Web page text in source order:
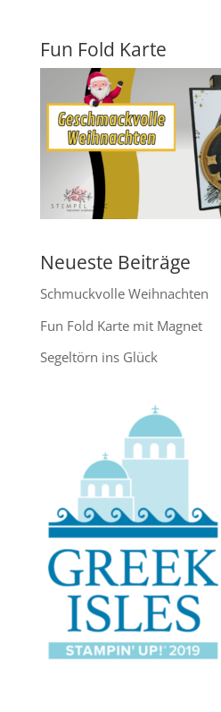
Fun Fold Karte
Neueste Beiträge
Schmuckvolle Weihnachten
Fun Fold Karte mit Magnet
Segeltörn ins Glück